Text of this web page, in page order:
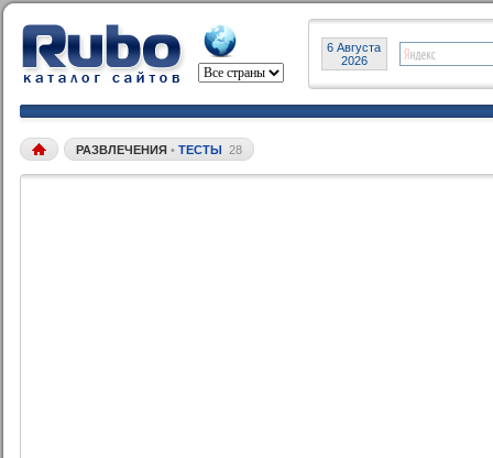
6 Августа
2026
РАЗВЛЕЧЕНИЯ • ТЕСТЫ 28